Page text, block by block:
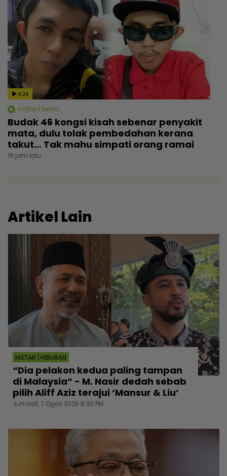
4:24
mStar | Berita
Budak 46 kongsi kisah sebenar penyakit
mata, dulu tolak pembedahan kerana
takut... Tak mahu simpati orang ramai
16 jam lalu
Artikel Lain
MSTAR | HIBURAN
“Dia pelakon kedua paling tampan
di Malaysia” - M. Nasir dedah sebab
pilih Aliff Aziz terajui ‘Mansur & Liu’
Jumaat, 7 Ogos 2026 8:30 PM